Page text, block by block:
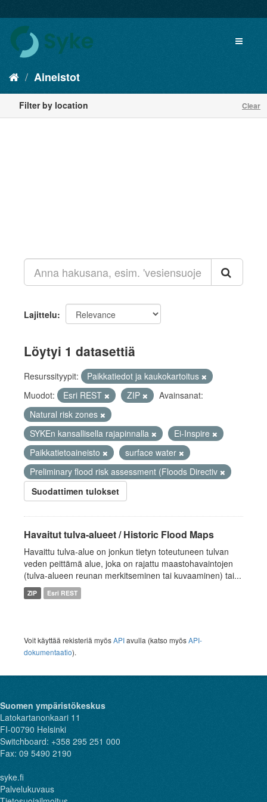
Aineistot
Filter by location Clear
Lajittelu
Löytyi 1 datasettiä
Resurssityypit:
Paikkatiedot ja kaukokartoitus
Muodot:
Esri REST ZIP
Avainsanat:
Natural risk zones
SYKEn kansallisella rajapinnalla
Ei-Inspire
Paikkatietoaineisto
surface water
Preliminary flood risk assessment (Floods Directiv
Suodattimen tulokset
Havaitut tulva-alueet / Historic Flood Maps
Havaittu tulva-alue on jonkun tietyn toteutuneen tulvan
veden peittämä alue, joka on rajattu maastohavaintojen
(tulva-alueen reunan merkitseminen tai kuvaaminen) tai...
ZIP Esri REST
Voit käyttää rekisteriä myösAPIavulla (katso myösAPI-
dokumentaatio).
Suomen ympäristökeskus
Latokartanonkaari 11
FI-00790 Helsinki
Switchboard: +358 295 251 000
Fax: 09 5490 2190
syke.fi
Palvelukuvaus